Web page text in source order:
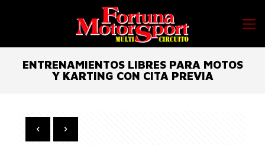
ENTRENAMIENTOS LIBRES PARA MOTOS
Y KARTING CON CITA PREVIA